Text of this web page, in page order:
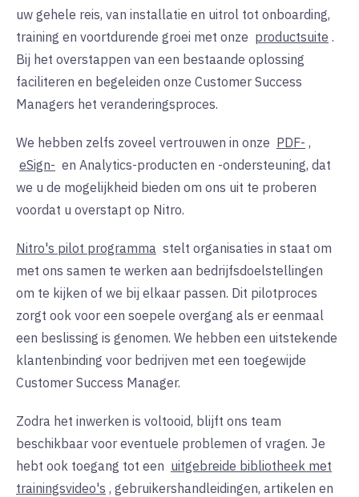
uw gehele reis, van installatie en uitrol tot onboarding,
training en voortdurende groei met onze productsuite .
Bij het overstappen van een bestaande oplossing
faciliteren en begeleiden onze Customer Success
Managers het veranderingsproces.
We hebben zelfs zoveel vertrouwen in onze PDF- ,
eSign- en Analytics-producten en -ondersteuning, dat
we u de mogelijkheid bieden om ons uit te proberen
voordat u overstapt op Nitro.
Nitro's pilot programma stelt organisaties in staat om
met ons samen te werken aan bedrijfsdoelstellingen
om te kijken of we bij elkaar passen. Dit pilotproces
zorgt ook voor een soepele overgang als er eenmaal
een beslissing is genomen. We hebben een uitstekende
klantenbinding voor bedrijven met een toegewijde
Customer Success Manager.
Zodra het inwerken is voltooid, blijft ons team
beschikbaar voor eventuele problemen of vragen. Je
hebt ook toegang tot een uitgebreide bibliotheek met
trainingsvideo's , gebruikershandleidingen, artikelen en